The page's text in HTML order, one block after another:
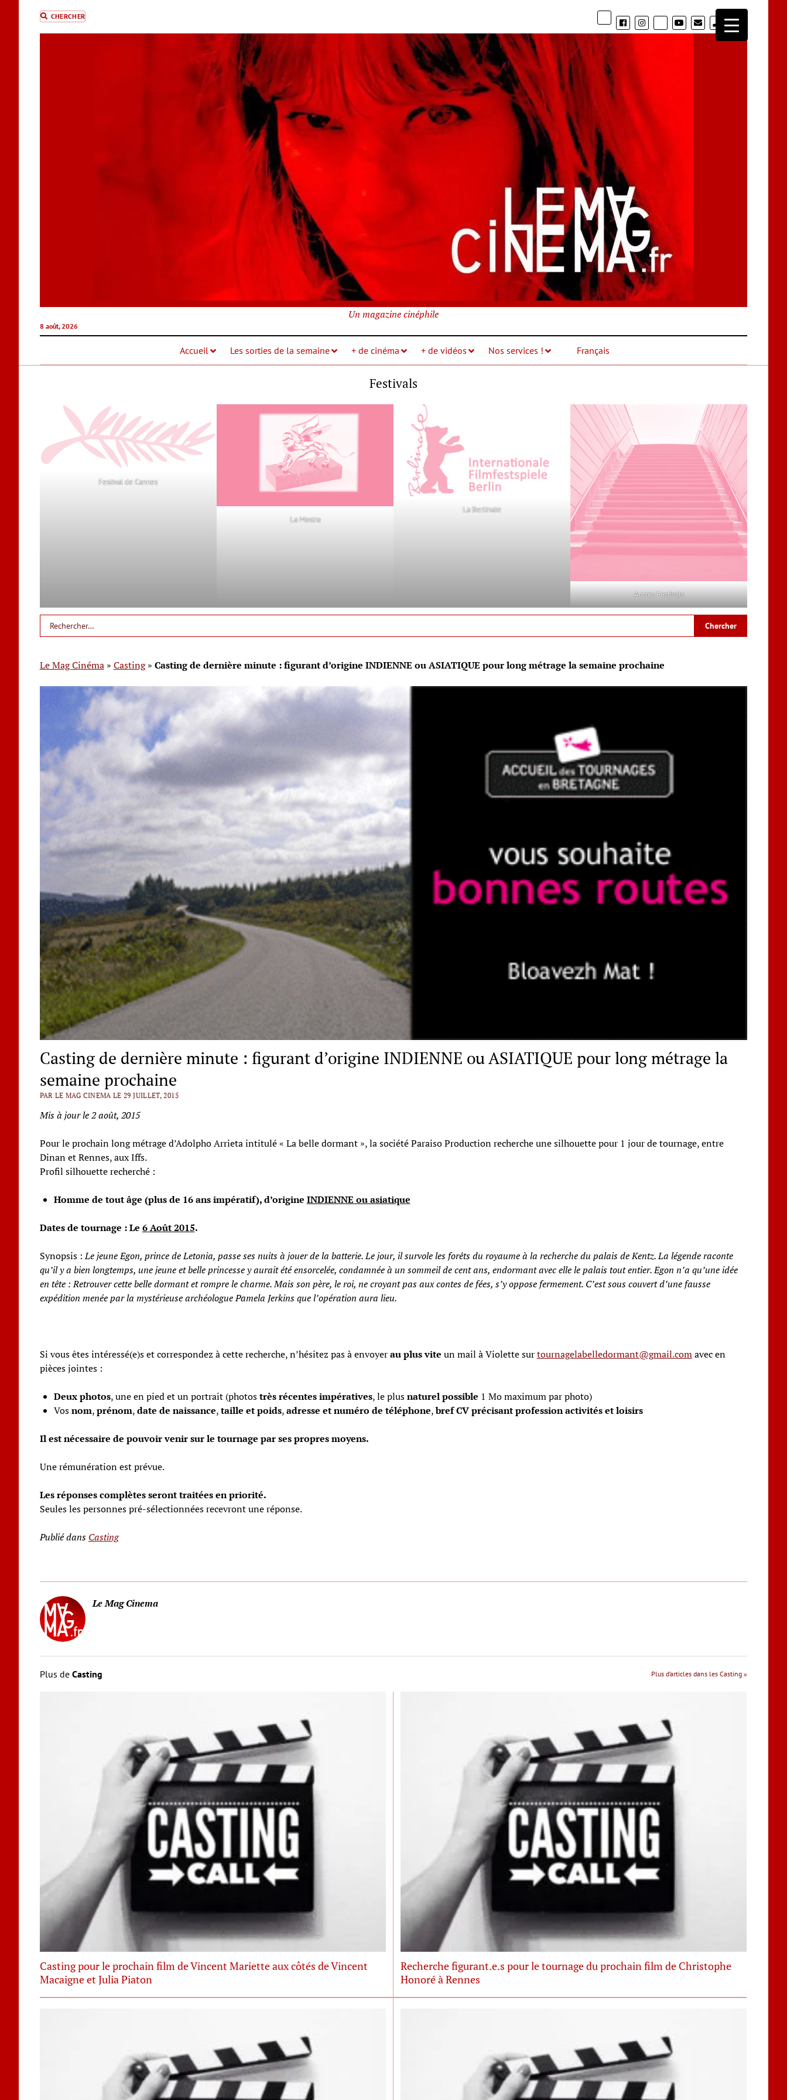
CHERCHER phone
8 août, 2026
Un magazine cinéphile
Accueil Les sorties de la semaine + de cinéma + de vidéos Nos services ! Français
Festivals
Festival de Cannes
La Mostra
La Berlinale
Autres Festivals
Le Mag Cinéma» Casting» Casting de dernière minute : figurant d’origine INDIENNE ou ASIATIQUE pour long métrage la semaine prochaine
Casting de dernière minute : figurant d’origine INDIENNE ou ASIATIQUE pour long métrage la
semaine prochaine
PAR LE MAG CINEMA LE 29 JUILLET, 2015
Mis à jour le 2 août, 2015
Pour le prochain long métrage d’Adolpho Arrieta intitulé « La belle dormant », la société Paraiso Production recherche une silhouette pour 1 jour de tournage, entre
Dinan et Rennes, aux Iffs.
Profil silhouette recherché :
Homme de tout âge (plus de 16 ans impératif), d’origine INDIENNE ou asiatique
Dates de tournage : Le 6 Août 2015.
Synopsis :Le jeune Egon, prince de Letonia, passe ses nuits à jouer de la batterie. Le jour, il survole les forêts du royaume à la recherche du palais de Kentz. La légende raconte
qu’il y a bien longtemps, une jeune et belle princesse y aurait été ensorcelée, condamnée à un sommeil de cent ans, endormant avec elle le palais tout entier. Egon n’a qu’une idée
en tête : Retrouver cette belle dormant et rompre le charme. Mais son père, le roi, ne croyant pas aux contes de fées, s’y oppose fermement. C’est sous couvert d’une fausse
expédition menée par la mystérieuse archéologue Pamela Jerkins que l’opération aura lieu.
Si vous êtes intéressé(e)s et correspondez à cette recherche, n’hésitez pas à envoyerau plus vite un mail à Violette surtournagelabelledormant@gmail.comavec en
pièces jointes :
Deux photos, une en pied et un portrait (photostrès récentes impératives, le plusnaturel possible 1 Mo maximum par photo)
Vosnom,prénom,date de naissance,taille et poids,adresse et numéro de téléphone,bref CV précisant profession activités et loisirs
Il est nécessaire de pouvoir venir sur le tournage par ses propres moyens.
Une rémunération est prévue.
Les réponses complètes seront traitées en priorité.
Seules les personnes pré-sélectionnées recevront une réponse.
Publié dans Casting
Le Mag Cinema
Plus de Casting Plus d’articles dans les Casting »
Casting pour le prochain film de Vincent Mariette aux côtés de Vincent
Macaigne et Julia Piaton
Recherche figurant.e.s pour le tournage du prochain film de Christophe
Honoré à Rennes